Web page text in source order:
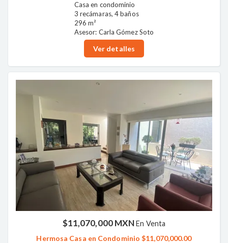
Casa en condominio
3 recámaras, 4 baños
296 m²
Asesor: Carla Gómez Soto
Ver detalles
$11,070,000 MXNEn Venta
Hermosa Casa en Condominio $11,070,000.00